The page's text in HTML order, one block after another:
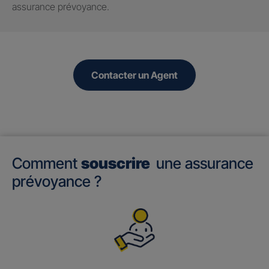
assurance prévoyance.
Contacter un Agent
Comment souscrire une assurance
prévoyance ?